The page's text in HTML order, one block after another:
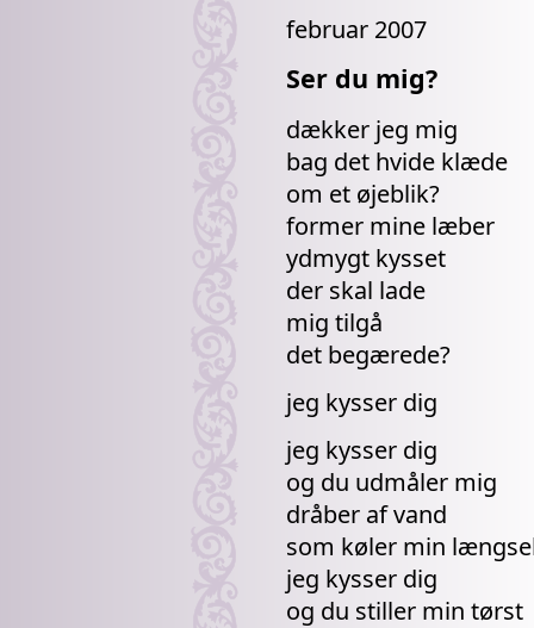
februar 2007
Ser du mig?
dækker jeg mig
bag det hvide klæde
om et øjeblik?
former mine læber
ydmygt kysset
der skal lade
mig tilgå
det begærede?
jeg kysser dig
jeg kysser dig
og du udmåler mig
dråber af vand
som køler min
jeg kysser dig
og du stiller min tørst